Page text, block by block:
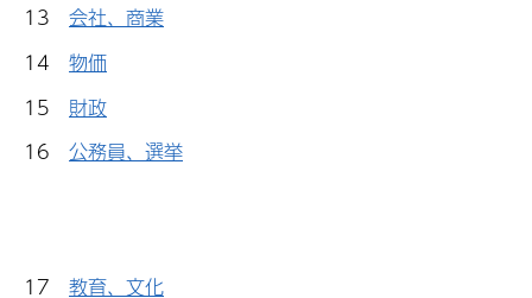
13 会社、商業
14 物価
15 財政
16 公務員、選挙
17 教育、文化